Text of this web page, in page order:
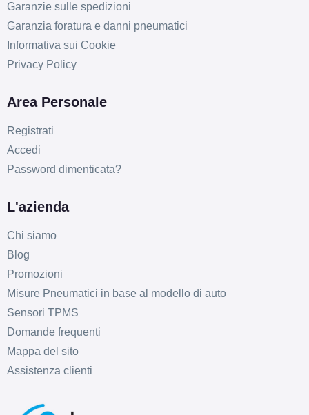
D D
Garanzie sulle spedizioni
Garanzia foratura e danni pneumatici
Informativa sui Cookie
Privacy Policy
Area Personale
Registrati
Accedi
Password dimenticata?
L'azienda
Chi siamo
Blog
Promozioni
Misure Pneumatici in base al modello di auto
Sensori TPMS
Domande frequenti
Mappa del sito
Assistenza clienti